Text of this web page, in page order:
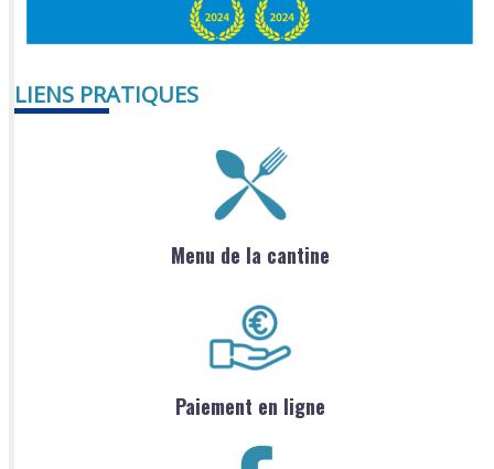
LIENS PRATIQUES
Menu de la cantine
Paiement en ligne